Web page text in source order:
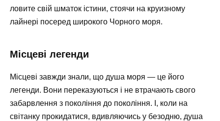
ловите свій шматок істини, стоячи на круизному
лайнері посеред широкого Чорного моря.
Місцеві легенди
Місцеві завжди знали, що душа моря — це його
легенди. Вони переказуються і не втрачають свого
забарвлення з покоління до покоління. І, коли на
світанку прокидатися, вдивляючись у безодню, душа